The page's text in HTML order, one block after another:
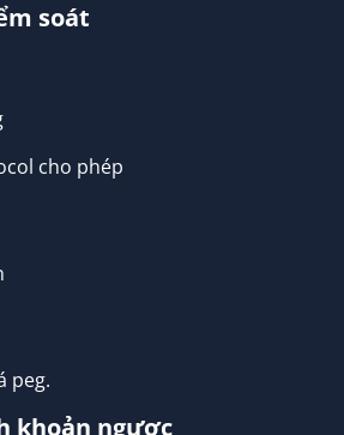
soát
cho phép
peg.
khoản ngược